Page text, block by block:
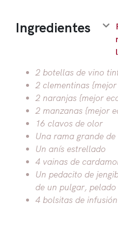
Ingredientes
2 botellas de vino
2 clementinas
2 naranjas {mejor
2 manzanas {mejor
16 clavos de olor
Una rama grande
Un anís estrellado
4 vainas de
Un pedacito de
de un pulgar, pelado
4 bolsitas de